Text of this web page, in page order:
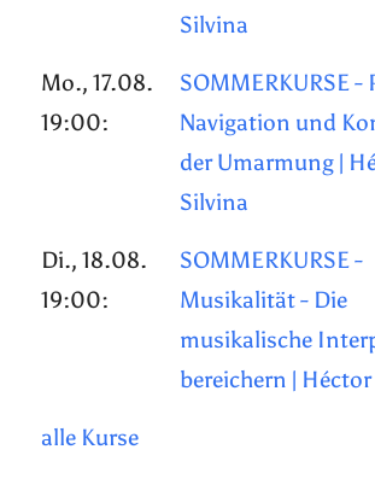
Silvina
Mo., 17.08.
19:00:
SOMMERKURSE -
Navigation und
der Umarmung |
Silvina
Di., 18.08.
19:00:
SOMMERKURSE -
Musikalität - Die
musikalische
bereichern |
alle Kurse